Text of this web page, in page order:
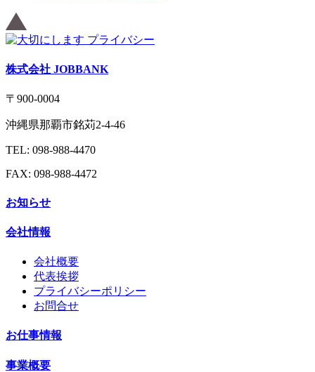
株式会社 JOBBANK
〒900-0004
沖縄県那覇市銘苅2-4-46
TEL: 098-988-4470
FAX: 098-988-4472
お知らせ
会社情報
会社概要
代表挨拶
プライバシーポリシー
お問合せ
お仕事情報
事業概要